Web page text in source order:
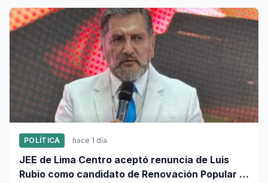
POLÍTICA hace 1 día
JEE de Lima Centro aceptó renuncia de Luis
Rubio como candidato de Renovación Popular a